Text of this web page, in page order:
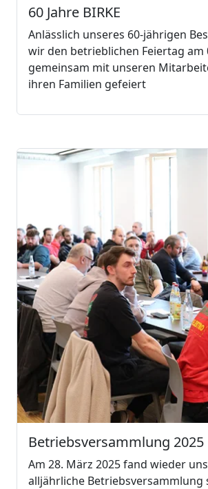
60 Jahre BIRKE
Anlässlich unseres 60-jährigen
wir den betrieblichen Feiertag am
gemeinsam mit unseren
ihren Familien gefeiert
Betriebsversammlung 2025
Am 28. März 2025 fand wieder
alljährliche Betriebsversammlung